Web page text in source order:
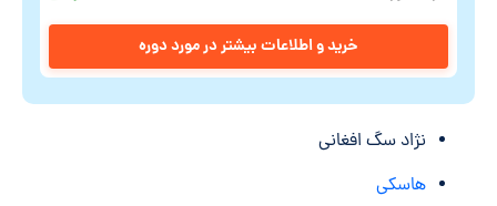
خرید و اطلاعات بیشتر در مورد دوره
نژاد سگ افغانی
هاسکی